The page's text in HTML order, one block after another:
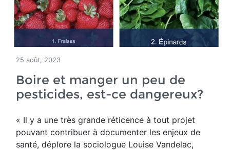
25 août, 2023
Boire et manger un peu de
pesticides, est-ce dangereux?
« Il y a une très grande réticence à tout projet
pouvant contribuer à documenter les enjeux de
santé, déplore la sociologue Louise Vandelac,